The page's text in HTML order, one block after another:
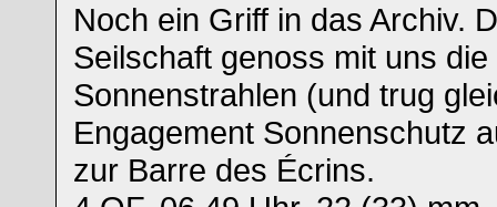
Noch ein Griff in das Archiv.
Seilschaft genoss mit uns
Sonnenstrahlen (und trug
Engagement Sonnenschutz
zur Barre des Écrins.